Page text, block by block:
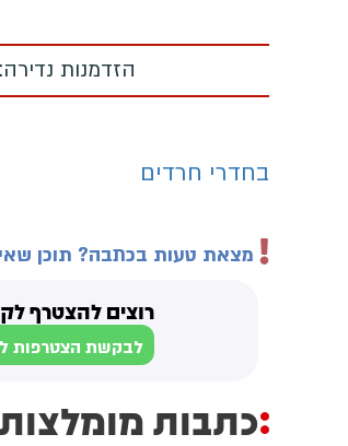
הזדמנות
בחדרי חרדים
מצאת טעות בכתבה? תוכן
רוצים להצטרף
לבקשת הצטרפות
כתבות